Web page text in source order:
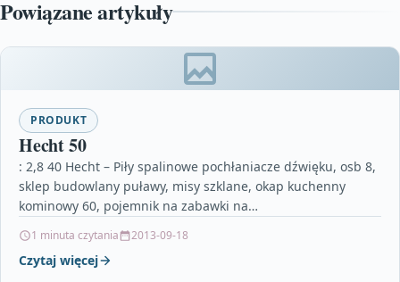
Powiązane artykuły
PRODUKT
Hecht 50
: 2,8 40 Hecht – Piły spalinowe pochłaniacze dźwięku, osb 8,
sklep budowlany puławy, misy szklane, okap kuchenny
kominowy 60, pojemnik na zabawki na…
1 minuta czytania 2013-09-18
Czytaj więcej